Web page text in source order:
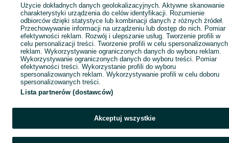
Użycie dokładnych danych geolokalizacyjnych. Aktywne skanowanie
charakterystyki urządzenia do celów identyfikacji. Rozumienie
odbiorców dzięki statystyce lub kombinacji danych z różnych źródeł.
Przechowywanie informacji na urządzeniu lub dostęp do nich. Pomiar
efektywności reklam. Rozwój i ulepszanie usług. Tworzenie profili w
celu personalizacji treści. Tworzenie profili w celu spersonalizowanych
reklam. Wykorzystywanie ograniczonych danych do wyboru reklam.
Wykorzystywanie ograniczonych danych do wyboru treści. Pomiar
efektywności treści. Wykorzystanie profili do wyboru
spersonalizowanych reklam. Wykorzystywanie profili w celu doboru
spersonalizowanych treści.
Lista partnerów (dostawców)
Akceptuj wszystkie